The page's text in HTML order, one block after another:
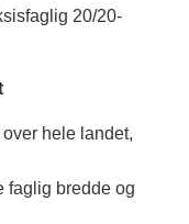
20/20-
hele landet,
faglig bredde og